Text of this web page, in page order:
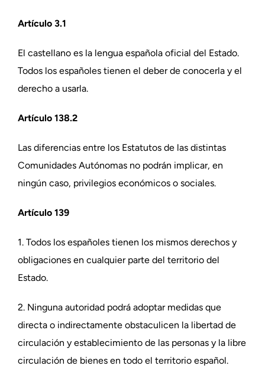
Artículo 3.1
El castellano es la lengua española oficial del Estado.
Todos los españoles tienen el deber de conocerla y el
derecho a usarla.
Artículo 138.2
Las diferencias entre los Estatutos de las distintas
Comunidades Autónomas no podrán implicar, en
ningún caso, privilegios económicos o sociales.
Artículo 139
1. Todos los españoles tienen los mismos derechos y
obligaciones en cualquier parte del territorio del
Estado.
2. Ninguna autoridad podrá adoptar medidas que
directa o indirectamente obstaculicen la libertad de
circulación y establecimiento de las personas y la libre
circulación de bienes en todo el territorio español.